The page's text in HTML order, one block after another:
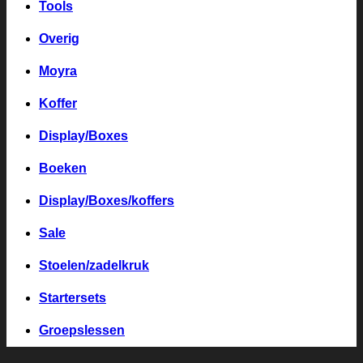
Tools
Overig
Moyra
Koffer
Display/Boxes
Boeken
Display/Boxes/koffers
Sale
Stoelen/zadelkruk
Startersets
Groepslessen